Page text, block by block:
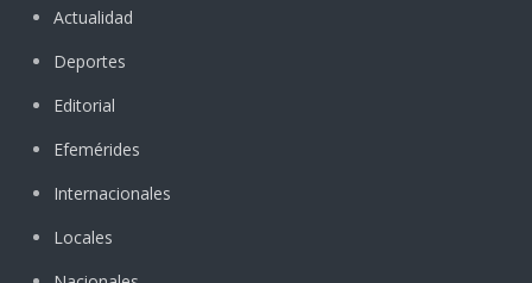
Actualidad
Deportes
Editorial
Efemérides
Internacionales
Locales